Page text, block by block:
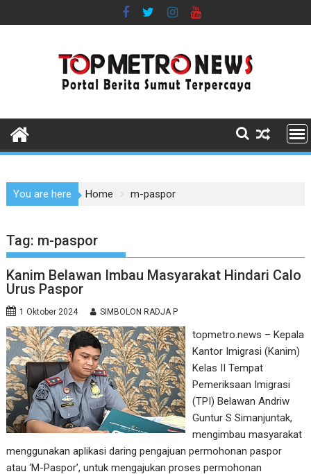
to
You are here Home m-paspor
Tag: m-paspor
Kanim Belawan Imbau Masyarakat Hindari Calo
Urus Paspor
1 Oktober 2024 SIMBOLON RADJA P
topmetro.news – Kepala
Kantor Imigrasi (Kanim)
Kelas II Tempat
Pemeriksaan Imigrasi
(TPI) Belawan Andriw
Guntur S Simanjuntak,
mengimbau masyarakat
menggunakan aplikasi daring pengajuan permohonan paspor
atau ‘M-Paspor’, untuk mengajukan proses permohonan